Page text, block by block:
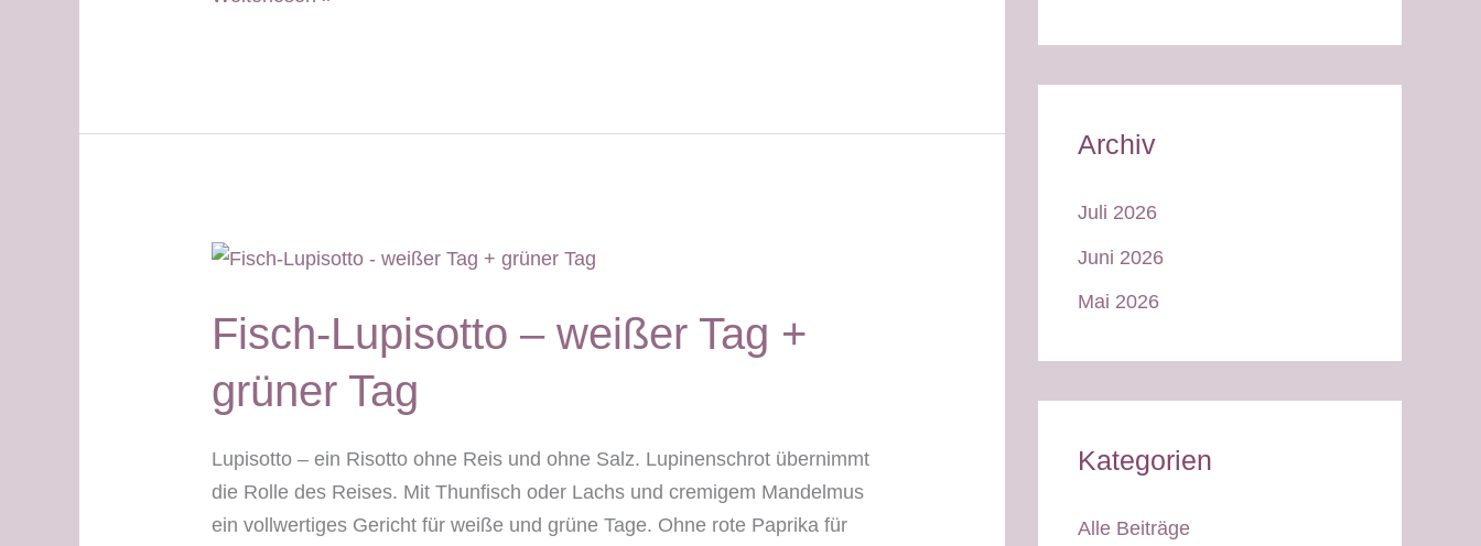
Tag
Fisch-Lupisotto – weißer Tag +
grüner Tag
Lupisotto – ein Risotto ohne Reis und ohne Salz. Lupinenschrot übernimmt
die Rolle des Reises. Mit Thunfisch oder Lachs und cremigem Mandelmus
ein vollwertiges Gericht für weiße und grüne Tage. Ohne rote Paprika für
Archiv
Juli 2026
Juni 2026
Mai 2026
Kategorien
Alle Beiträge